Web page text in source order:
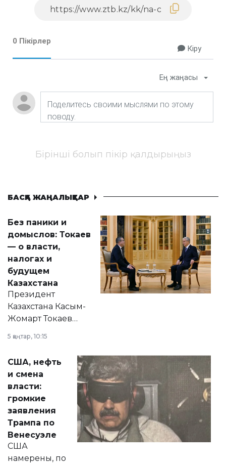
0 Пікірлер
Кіру
Ең жаңасы
Бірінші болып пікір қалдырыңыз
БАСҚА ЖАҢАЛЫҚТАР
Без паники и
домыслов: Токаев
— о власти,
налогах и
будущем
Казахстана
Президент
Казахстана Касым-
Жомарт Токаев
сразу несколько
актуальных тем —
от слухов о
политических
реформах до
вопросов армии,
экономики и
личного здоровья.
5 қаңтар, 10:15
США, нефть
и смена
власти:
громкие
заявления
Трампа по
Венесуэле
США
намерены, по